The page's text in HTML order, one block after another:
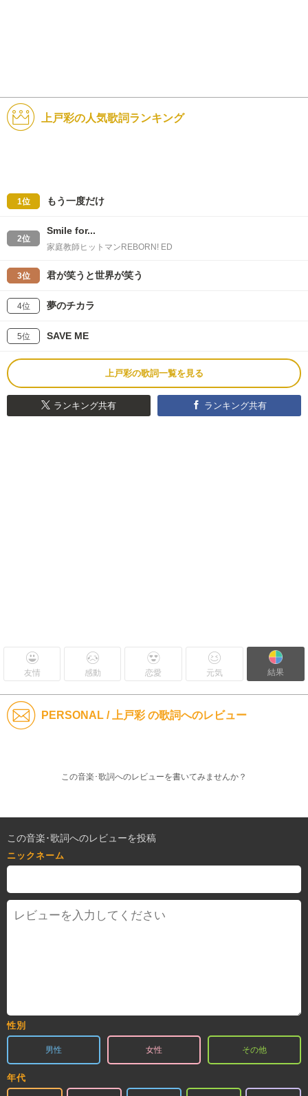
上戸彩の人気歌詞ランキング
1位 もう一度だけ
2位
Smile for...
家庭教師ヒットマンREBORN! ED
3位 君が笑うと世界が笑う
4位 夢のチカラ
5位 SAVE ME
上戸彩の歌詞一覧を見る
ランキング共有 ランキング共有
友情 感動 恋愛 元気 結果
PERSONAL / 上戸彩 の歌詞へのレビュー
この音楽･歌詞へのレビューを書いてみませんか？
この音楽･歌詞へのレビューを投稿
ニックネーム
性別
男性 女性 その他
年代